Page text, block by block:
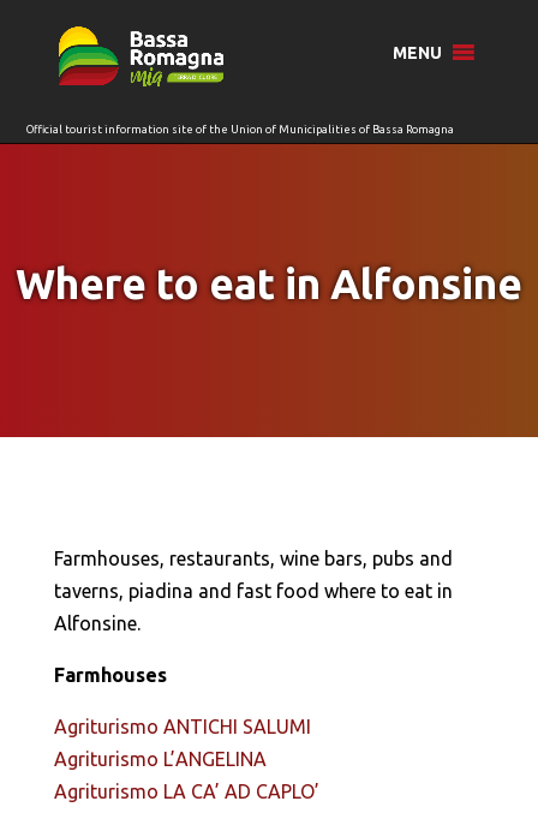
MENU
Where to eat in Alfonsine
Farmhouses, restaurants, wine bars, pubs and
taverns, piadina and fast food where to eat in
Alfonsine.
Farmhouses
Agriturismo ANTICHI SALUMI
Agriturismo L’ANGELINA
Agriturismo LA CA’ AD CAPLO’